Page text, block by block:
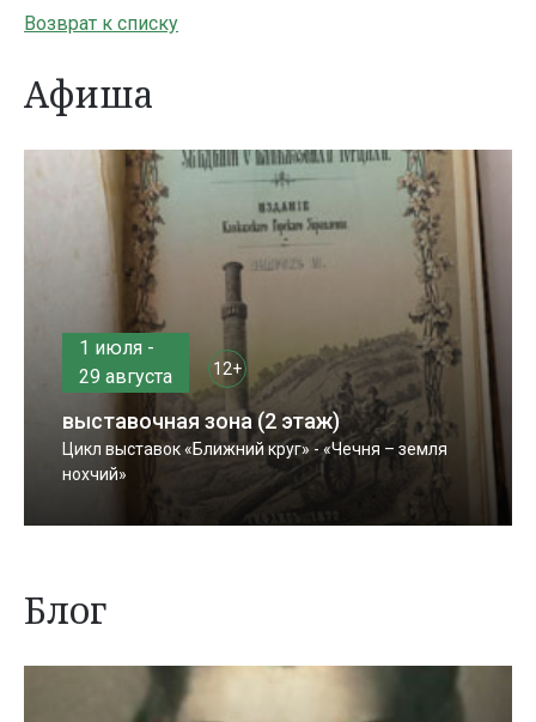
Возврат к списку
Афиша
1 июля -
29 августа
12+
выставочная зона (2 этаж)
Цикл выставок «Ближний круг» - «Чечня – земля
нохчий»
Блог